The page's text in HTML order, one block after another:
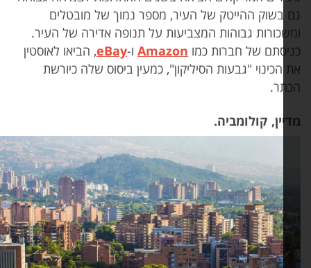
בשוק ההייטק של העיר, מספר נמוך של מובטלים
גבוהות המצביעות על תנופה אדירה של העיר.
של חברות כמו Amazonו-eBay, הביאו לאוסטין
הכינוי "גבעות הסיליקון", כמעין ביסוס שלה כיורשת
קולומביה.